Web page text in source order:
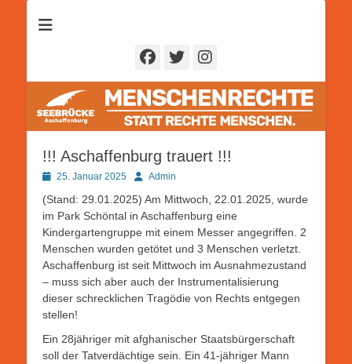
Facebook
Twitter
Instagram
!!! Aschaffenburg trauert !!!
Posted25. Januar 2025 AutorAdmin
(Stand: 29.01.2025) Am Mittwoch, 22.01.2025, wurde
im Park Schöntal in Aschaffenburg eine
Kindergartengruppe mit einem Messer angegriffen. 2
Menschen wurden getötet und 3 Menschen verletzt.
Aschaffenburg ist seit Mittwoch im Ausnahmezustand
– muss sich aber auch der Instrumentalisierung
dieser schrecklichen Tragödie von Rechts entgegen
stellen!
Ein 28jähriger mit afghanischer Staatsbürgerschaft
soll der Tatverdächtige sein. Ein 41-jähriger Mann